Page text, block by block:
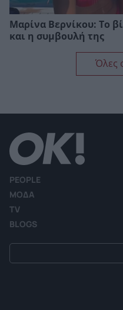
Μαρίνα Βερνίκου: Το
και η συμβουλή της
Όλες
PEOPLE
ΜΟΔΑ
TV
BLOGS